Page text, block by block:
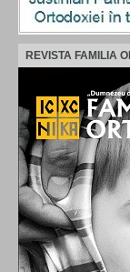
REVISTA FAMILIA